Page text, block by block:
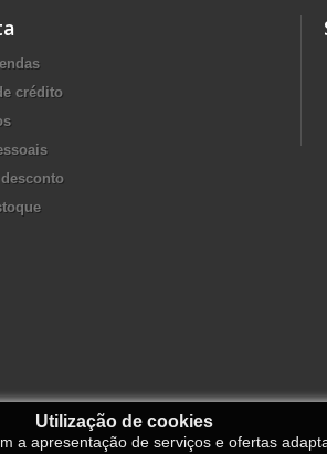
crédito
Utilização de cookies
a apresentação de serviços e ofertas